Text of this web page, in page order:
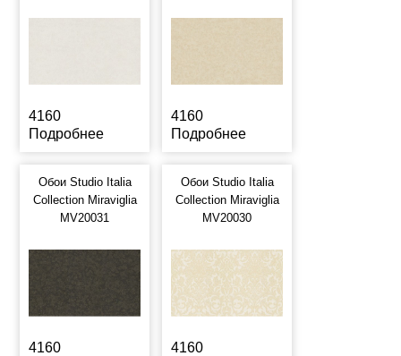
4160
Подробнее
4160
Подробнее
Обои Studio Italia
Collection Miraviglia
MV20031
4160
Обои Studio Italia
Collection Miraviglia
MV20030
4160